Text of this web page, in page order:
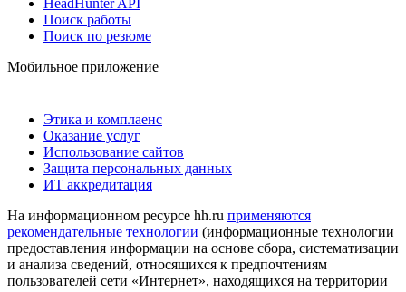
Поиск работы
Поиск по резюме
Мобильное приложение
Этика и комплаенс
Оказание услуг
Использование сайтов
Защита персональных данных
ИТ аккредитация
На информационном ресурсе hh.ru применяются
рекомендательные технологии (информационные технологии
предоставления информации на основе сбора, систематизации
и анализа сведений, относящихся к предпочтениям
пользователей сети «Интернет», находящихся на территории